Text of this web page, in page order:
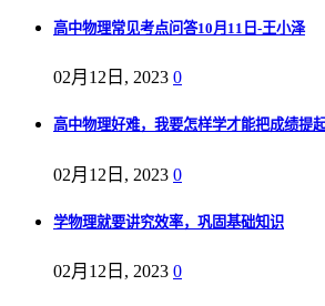
高中物理常见考点问答10月11日-王小泽
02月12日, 2023 0
高中物理好难，我要怎样学才能把成绩提起
02月12日, 2023 0
学物理就要讲究效率，巩固基础知识
02月12日, 2023 0